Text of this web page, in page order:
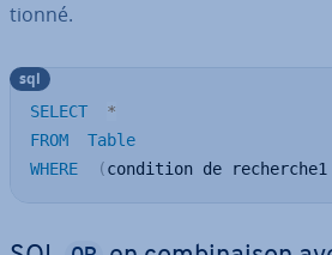
tionné.
SELECT
*
FROM
Table
WHERE
(condition de recherche1
sql